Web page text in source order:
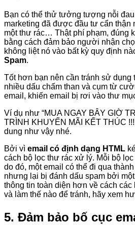
Bạn có thể thử tưởng tượng nỗi đau
marketing đã được đầu tư cẩn thận
một thư rác… Thật phí phạm, đúng
bằng cách đảm bảo người nhận
không liệt nó vào bất kỳ quy định
Spam.
Tốt hơn bạn nên cần tránh sử dụng
nhiều dấu chấm than và cụm từ
email, khiến email bị rơi vào thư
Ví dụ như “MUA NGAY BÂY GIỜ
TRÌNH KHUYẾN MÃI KẾT THÚC
dung như vậy nhé.
Bởi vì email có định dạng HTML
cách bộ lọc thư rác xử lý. Mỗi bộ
do đó, một email có thể đi qua
nhưng lại bị đánh dấu spam bởi
thông tin toàn diện hơn về cách
và làm thế nào để tránh, hãy xem
5. Đảm bảo bố cục